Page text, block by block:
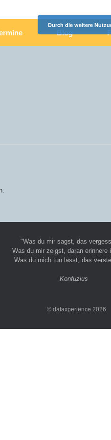
Blog
"Was du mir sagst, das
Was du mir zeigst, daran erinnere
Was du mich tun lässt, das
Konfuzius
© dataxperience 2026
Durch die weitere